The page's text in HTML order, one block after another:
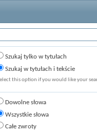
Szukaj tylko w tytułach
Szukaj w tytułach i tekście
this option if you would like your
Dowolne słowa
Wszystkie słowa
Całe zwroty